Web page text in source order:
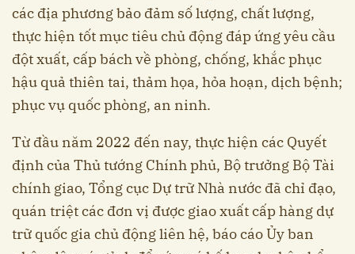
các địa phương bảo đảm số lượng, chất lượng,
thực hiện tốt mục tiêu chủ động đáp ứng yêu cầu
đột xuất, cấp bách về phòng, chống, khắc phục
hậu quả thiên tai, thảm họa, hỏa hoạn, dịch bệnh;
phục vụ quốc phòng, an ninh.
Từ đầu năm 2022 đến nay, thực hiện các Quyết
định của Thủ tướng Chính phủ, Bộ trưởng Bộ Tài
chính giao, Tổng cục Dự trữ Nhà nước đã chỉ đạo,
quán triệt các đơn vị được giao xuất cấp hàng dự
trữ quốc gia chủ động liên hệ, báo cáo Ủy ban